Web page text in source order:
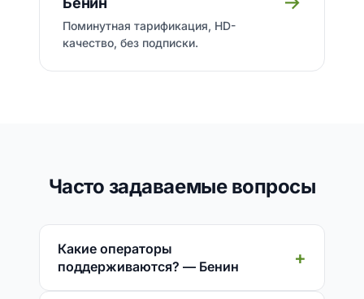
Поминутная тарификация, HD-
качество, без подписки.
Часто задаваемые вопросы
Какие операторы
поддерживаются? — Бенин